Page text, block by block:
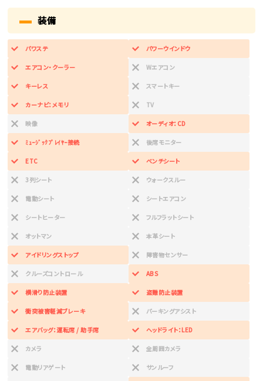
装備
パワステ パワーウインドウ
エアコン・クーラー Wエアコン
キーレス スマートキー
カーナビ：メモリ TV
映像 オーディオ：CD
ﾐｭｰｼﾞｯｸﾌﾟﾚｲﾔｰ接続 後席モニター
ETC ベンチシート
3列シート ウォークスルー
電動シート シートエアコン
シートヒーター フルフラットシート
オットマン 本革シート
アイドリングストップ 障害物センサー
クルーズコントロール ABS
横滑り防止装置 盗難防止装置
衝突被害軽減ブレーキ パーキングアシスト
エアバッグ：運転席 / 助手席 ヘッドライト：LED
カメラ 全周囲カメラ
電動リアゲート サンルーフ